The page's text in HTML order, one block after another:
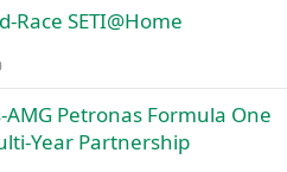
Race SETI@Home
Petronas Formula One
Year Partnership